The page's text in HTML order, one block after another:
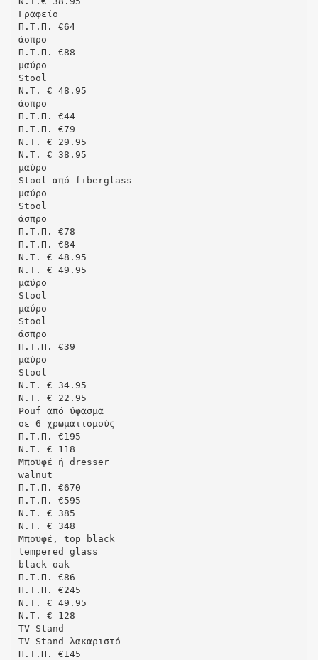
Γραφείο
Π.Τ.Π. €64
άσπρο
Π.Τ.Π. €88
μαύρο
Stool
N.T. € 48.95
άσπρο
Π.Τ.Π. €44
Π.Τ.Π. €79
N.T. € 29.95
N.T. € 38.95
μαύρο
Stool από fiberglass
μαύρο
Stool
άσπρο
Π.Τ.Π. €78
Π.Τ.Π. €84
N.T. € 48.95
N.T. € 49.95
μαύρο
Stool
μαύρο
Stool
άσπρο
Π.Τ.Π. €39
μαύρο
Stool
N.T. € 34.95
N.T. € 22.95
Pouf από ύφασμα
σε 6 χρωματισμούς
Π.Τ.Π. €195
N.T. € 118
Μπουφέ ή dresser
walnut
Π.Τ.Π. €670
Π.Τ.Π. €595
N.T. € 385
N.T. € 348
Μπουφέ, top black
tempered glass
black-oak
Π.Τ.Π. €86
Π.Τ.Π. €245
N.T. € 49.95
N.T. € 128
TV Stand
TV Stand λακαριστό
Π.Τ.Π. €145